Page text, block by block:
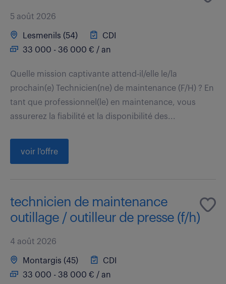
5 août 2026
Lesmenils (54)
CDI
33 000 - 36 000 € / an
Quelle mission captivante attend-il/elle le/la
prochain(e) Technicien(ne) de maintenance (F/H) ? En
tant que professionnel(le) en maintenance, vous
assurerez la fiabilité et la disponibilité des...
voir l'offre
technicien de maintenance
outillage / outilleur de presse (f/h)
4 août 2026
Montargis (45)
CDI
33 000 - 38 000 € / an